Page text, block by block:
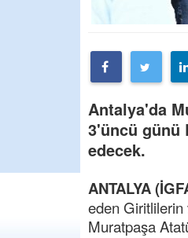
Antalya'da
3'üncü günü
edecek.
ANTALYA
eden Giritlilerin
Muratpaşa